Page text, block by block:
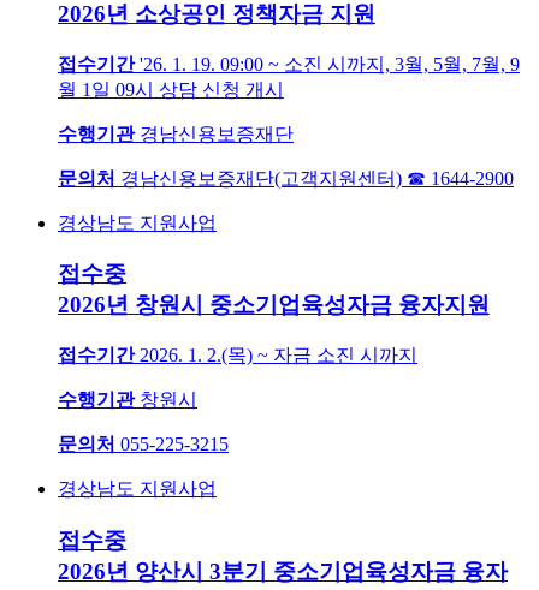
2026년 소상공인 정책자금 지원
접수기간 '26. 1. 19. 09:00 ~ 소진 시까지, 3월, 5월, 7월, 9
월 1일 09시 상담 신청 개시
수행기관 경남신용보증재단
문의처 경남신용보증재단(고객지원센터) ☎ 1644-2900
경상남도 지원사업
접수중
2026년 창원시 중소기업육성자금 융자지원
접수기간 2026. 1. 2.(목) ~ 자금 소진 시까지
수행기관 창원시
문의처 055-225-3215
경상남도 지원사업
접수중
2026년 양산시 3분기 중소기업육성자금 융자